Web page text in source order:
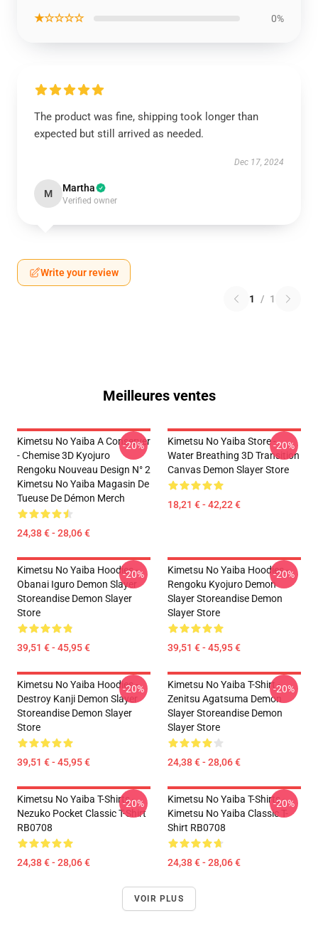
★☆☆☆☆ 0%
The product was fine, shipping took longer than
expected but still arrived as needed.
Dec 17, 2024
M Martha
Verified owner
Write your review
1 / 1
Meilleures ventes
Kimetsu No Yaiba A Conserver
- Chemise 3D Kyojuro
Rengoku Nouveau Design N° 2
Kimetsu No Yaiba Magasin De
Tueuse De Démon Merch
24,38 € - 28,06 €
-20%
Kimetsu No Yaiba Store -
Water Breathing 3D Transition
Canvas Demon Slayer Store
18,21 € - 42,22 €
-20%
Kimetsu No Yaiba Hoodies -
Obanai Iguro Demon Slayer
Storeandise Demon Slayer
Store
39,51 € - 45,95 €
-20%
Kimetsu No Yaiba Hoodies -
Rengoku Kyojuro Demon
Slayer Storeandise Demon
Slayer Store
39,51 € - 45,95 €
-20%
Kimetsu No Yaiba Hoodies -
Destroy Kanji Demon Slayer
Storeandise Demon Slayer
Store
39,51 € - 45,95 €
-20%
Kimetsu No Yaiba T-Shirt -
Zenitsu Agatsuma Demon
Slayer Storeandise Demon
Slayer Store
24,38 € - 28,06 €
-20%
Kimetsu No Yaiba T-Shirts -
Nezuko Pocket Classic T-Shirt
RB0708
24,38 € - 28,06 €
-20%
Kimetsu No Yaiba T-Shirts -
Kimetsu No Yaiba Classic T-
Shirt RB0708
24,38 € - 28,06 €
-20%
VOIR PLUS